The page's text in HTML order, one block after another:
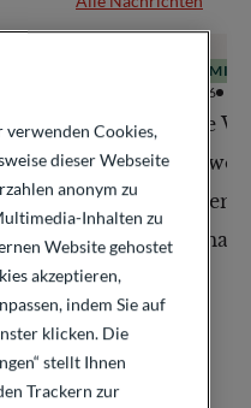
28.05.2026
Simone
Chairman.
Cookies,
dieser Webseite
anonym zu
Inhalten zu
Website gehostet
akzeptieren,
indem Sie auf
klicken. Die
stellt Ihnen
Trackern zur